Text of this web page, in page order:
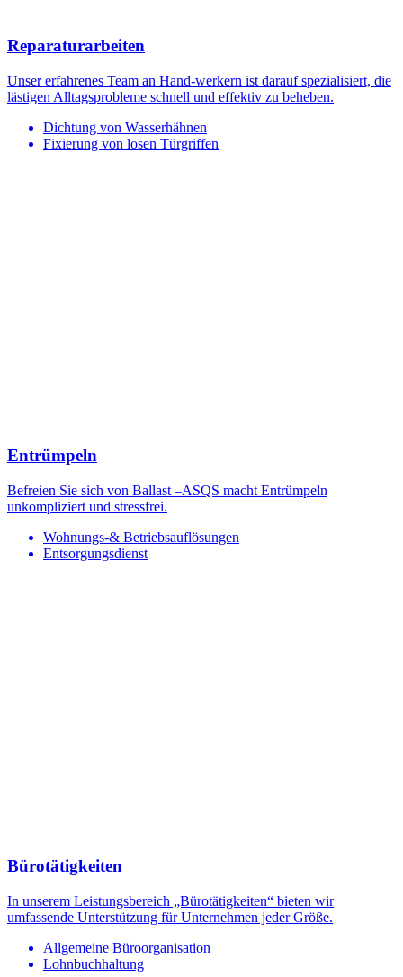
Reparaturarbeiten
Unser erfahrenes Team an Hand-werkern ist darauf spezialisiert, die
lästigen Alltagsprobleme schnell und effektiv zu beheben.
Dichtung von Wasserhähnen
Fixierung von losen Türgriffen
Entrümpeln
Befreien Sie sich von Ballast –ASQS macht Entrümpeln
unkompliziert und stressfrei.
Wohnungs-& Betriebsauflösungen
Entsorgungsdienst
Bürotätigkeiten
In unserem Leistungsbereich „Bürotätigkeiten“ bieten wir
umfassende Unterstützung für Unternehmen jeder Größe.
Allgemeine Büroorganisation
Lohnbuchhaltung